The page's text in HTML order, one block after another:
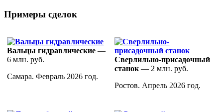
Примеры сделок
Вальцы гидравлические —
6 млн. руб.
Самара. Февраль 2026 год.
Сверлильно-присадочный
станок — 2 млн. руб.
Ростов. Апрель 2026 год.